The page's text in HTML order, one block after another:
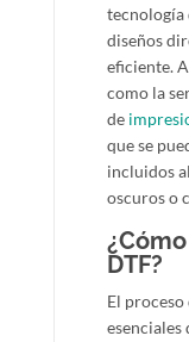
diseños
eficiente.
como la
de
que se
incluidos
oscuros o
DTF?
El proceso
esenciales